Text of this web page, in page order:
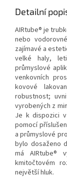
Detailní
AIRtube® je
nebo
zajímavé a
velké haly,
průmyslové
venkovních
kovové
robustnost;
vyrobených z
Je k dispozici v
pomocí
a průmyslové
bylo dosaženo
má AIRtube®
kmitočtovém
největší hluk.